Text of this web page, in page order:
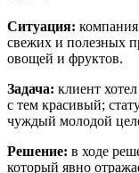
Ситуация:
свежих и полезных
овощей и фруктов.
Задача: клиент
с тем красивый;
чуждый молодой
Решение: в ходе
который явно